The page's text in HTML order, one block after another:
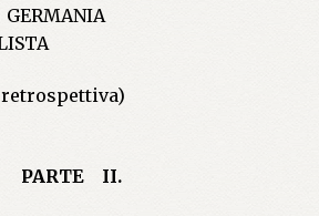
retrospettiva)
PARTE II.